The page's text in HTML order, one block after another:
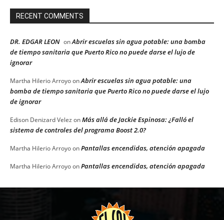
RECENT COMMENTS
DR. EDGAR LEON onAbrir escuelas sin agua potable: una bomba
de tiempo sanitaria que Puerto Rico no puede darse el lujo de
ignorar
Martha Hilerio ArroyoonAbrir escuelas sin agua potable: una
bomba de tiempo sanitaria que Puerto Rico no puede darse el lujo
de ignorar
Edison Denizard Velez onMás allá de Jackie Espinosa: ¿Falló el
sistema de controles del programa Boost 2.0?
Martha Hilerio ArroyoonPantallas encendidas, atención apagada
Martha Hilerio ArroyoonPantallas encendidas, atención apagada